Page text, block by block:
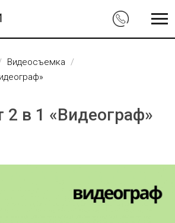
Видеосъемка
2 в 1 «Видеограф»